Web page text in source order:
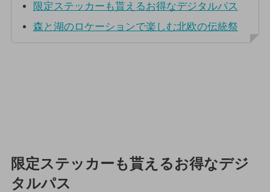
限定ステッカーも貰えるお得なデジタルパス
森と湖のロケーションで楽しむ北欧の伝統祭
限定ステッカーも貰えるお得なデジ
タルパス